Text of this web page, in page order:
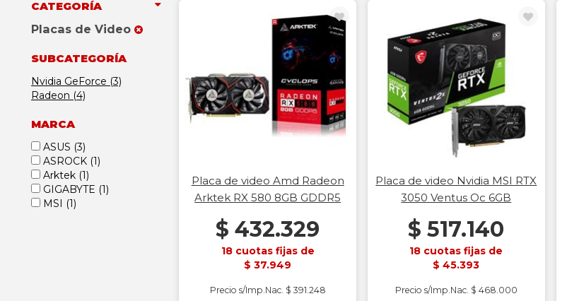
CATEGORÍA
Placas de Video
SUBCATEGORÍA
Nvidia GeForce (3)
Radeon (4)
MARCA
ASUS (3)
ASROCK (1)
Arktek (1)
GIGABYTE (1)
MSI (1)
Placa de video Amd Radeon
Arktek RX 580 8GB GDDR5
$ 432.329
18 cuotas fijas de
$ 37.949
Precio s/Imp.Nac. $ 391.248
Placa de video Nvidia MSI RTX
3050 Ventus Oc 6GB
$ 517.140
18 cuotas fijas de
$ 45.393
Precio s/Imp.Nac. $ 468.000